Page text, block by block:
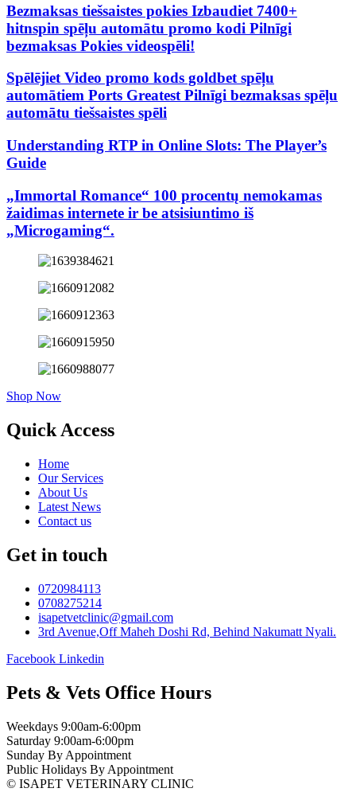
Bezmaksas tiešsaistes pokies Izbaudiet 7400+
hitnspin spēļu automātu promo kodi Pilnīgi
bezmaksas Pokies videospēli!
Spēlējiet Video promo kods goldbet spēļu
automātiem Ports Greatest Pilnīgi bezmaksas spēļu
automātu tiešsaistes spēli
Understanding RTP in Online Slots: The Player’s
Guide
„Immortal Romance“ 100 procentų nemokamas
žaidimas internete ir be atsisiuntimo iš
„Microgaming“.
Shop Now
Quick Access
Home
Our Services
About Us
Latest News
Contact us
Get in touch
0720984113
0708275214
isapetvetclinic@gmail.com
3rd Avenue,Off Maheh Doshi Rd, Behind Nakumatt Nyali.
Facebook Linkedin
Pets & Vets Office Hours
Weekdays 9:00am-6:00pm
Saturday 9:00am-6:00pm
Sunday By Appointment
Public Holidays By Appointment
© ISAPET VETERINARY CLINIC